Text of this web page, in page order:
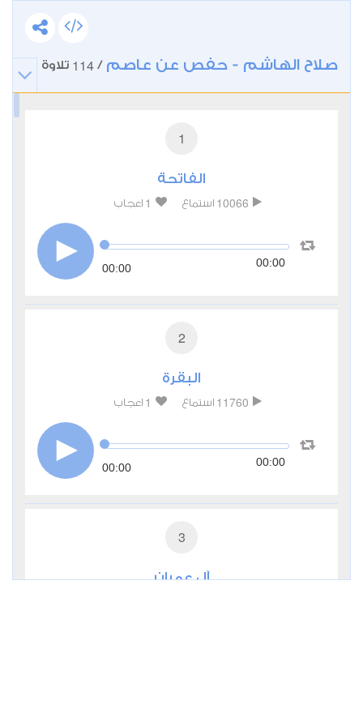
صلاح الهاشم - حفص عن عاصم /
114 تلاوة
1
الفاتحة
10066 استماع 1 اعجاب
00:00 00:00
2
البقرة
11760 استماع 1 اعجاب
00:00 00:00
3
آل عمران